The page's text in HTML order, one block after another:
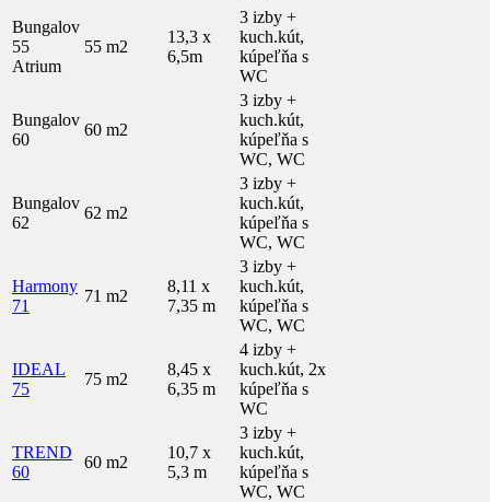
Bungalov
55
Atrium
55 m2
13,3 x
6,5m
3 izby +
kuch.kút,
kúpeľňa s
WC
Bungalov
60
60 m2
3 izby +
kuch.kút,
kúpeľňa s
WC, WC
Bungalov
62
62 m2
3 izby +
kuch.kút,
kúpeľňa s
WC, WC
Harmony
71
71 m2
8,11 x
7,35 m
3 izby +
kuch.kút,
kúpeľňa s
WC, WC
IDEAL
75
75 m2
8,45 x
6,35 m
4 izby +
kuch.kút, 2x
kúpeľňa s
WC
TREND
60
60 m2
10,7 x
5,3 m
3 izby +
kuch.kút,
kúpeľňa s
WC, WC